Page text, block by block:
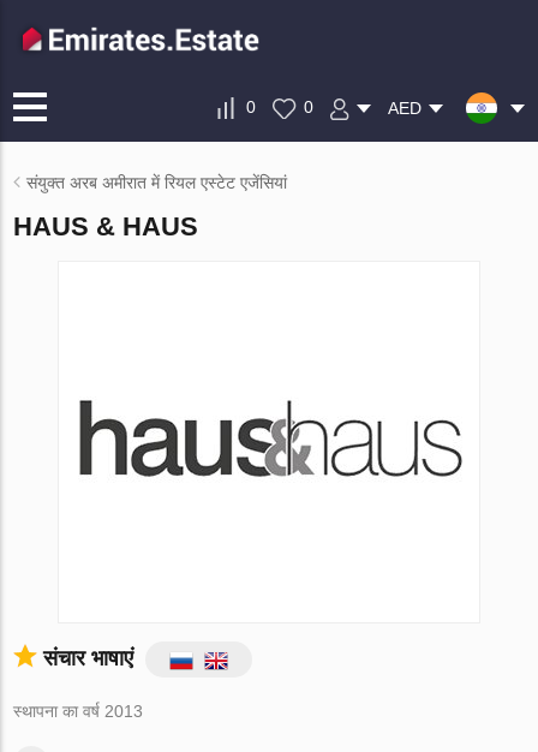
0 0 AED
संयुक्त अरब अमीरात में रियल एस्टेट एजेंसियां
HAUS & HAUS
संचार भाषाएं
स्थापना का वर्ष 2013